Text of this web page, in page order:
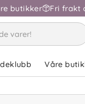
butikker Fri frakt
Våre